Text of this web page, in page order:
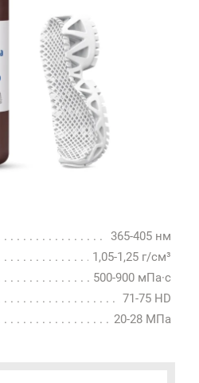
365-405 нм
1,05-1,25 г/см³
500-900 мПа·с
71-75 HD
20-28 МПа